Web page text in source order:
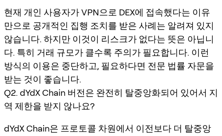
현재 개인 사용자가 VPN으로 DEX에 접속했다는 이유
만으로 공개적인 집행 조치를 받은 사례는 알려져 있지
않습니다. 하지만 이것이 리스크가 없다는 뜻은 아닙니
다. 특히 거래 규모가 클수록 주의가 필요합니다. 이런
방식의 이용은 중단하고, 필요하다면 전문 법률 자문을
받는 것이 좋습니다.
Q2. dYdX Chain 버전은 완전히 탈중앙화되어 있어서 지
역 제한을 받지 않나요?
dYdX Chain은 프로토콜 차원에서 이전보다 더 탈중앙